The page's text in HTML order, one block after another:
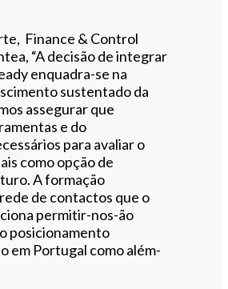
Finance & Control
“A decisão de integrar
enquadra-se na
sustentado da
assegurar que
e do
para avaliar o
como opção de
A formação
de contactos que o
permitir-nos-ão
posicionamento
em Portugal como além-